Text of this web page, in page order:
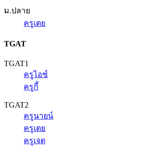
ม.ปลาย
ครูเตย
TGAT
TGAT1
ครูไอซ์
ครูกี้
TGAT2
ครูนายน์
ครูเตย
ครูเจต